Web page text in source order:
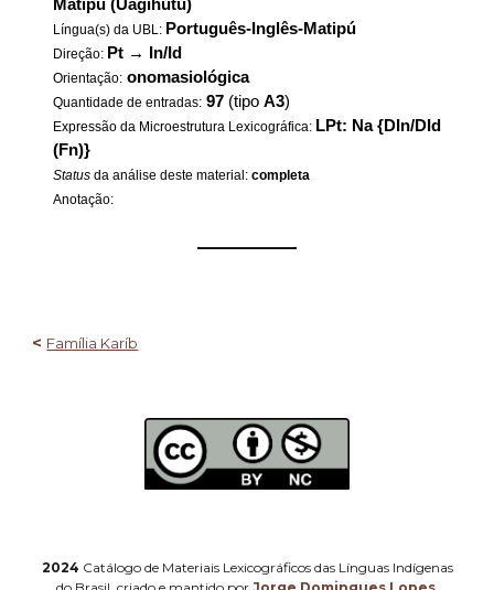
Matipu (Uagihütü)
Língua(s) da UBL: Português-Inglês-Matipú
Direção: Pt → In/Id
Orientação: onomasiológica
Quantidade de entradas: 97 (tipoA3)
Expressão da Microestrutura Lexicográfica: LPt: Na {DIn/DId
(Fn)}
Status da análise deste material:completa
Anotação:
——————
< Família Karíb
2024 Catálogo de Materiais Lexicográficos das Línguas Indígenas